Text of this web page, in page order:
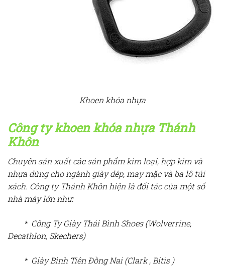
Khoen khóa nhựa
Công ty khoen khóa nhựa Thánh
Khôn
Chuyên sản xuất các sản phẩm kimloại, hợp kim và
nhựa dùng cho ngành giày dép, may mặc và ba lô túi
xách. Công ty Thánh Khôn hiện là đối tác của một số
nhà máy lớn như:
* Công Ty Giày Thái Bình Shoes (Wolverrine,
Decathlon, Skechers)
* Giày Bình Tiên Đồng Nai (Clark , Bitis )